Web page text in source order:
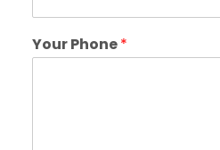
Your Phone*